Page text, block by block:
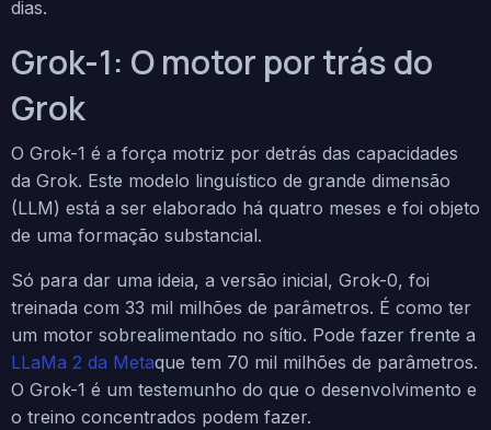
dias.
Grok-1: O motor por trás do
Grok
O Grok-1 é a força motriz por detrás das capacidades
da Grok. Este modelo linguístico de grande dimensão
(LLM) está a ser elaborado há quatro meses e foi objeto
de uma formação substancial.
Só para dar uma ideia, a versão inicial, Grok-0, foi
treinada com 33 mil milhões de parâmetros. É como ter
um motor sobrealimentado no sítio. Pode fazer frente a
LLaMa 2 da Metaque tem 70 mil milhões de parâmetros.
O Grok-1 é um testemunho do que o desenvolvimento e
o treino concentrados podem fazer.